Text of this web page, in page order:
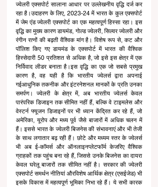
ज्वेलरी एक्सपोर्ट सालाना आधार पर उल्लेखनीय वृद्धि दर्ज कर
रहा है।उदाहरण के लिए, 2023-24 में भारत के कुल एक्सपोर्ट
में जेम एंड ज्वेलरी एक्सपोर्ट का एक महत्वपूर्ण हिस्सा रहा। इस
वृद्धि का मुख्य कारण डायमंड, गोल्ड ज्वेलरी, सिल्वर ज्वेलरी और
रंगीन रत्नों की बढ़ती वैश्विक मांग है। विशेष रूप से, कट और
पॉलिश किए गए डायमंड के एक्सपोर्ट में भारत की वैश्विक
हिस्सेदारी 50 प्रतिशत से अधिक है, जो इसे इस क्षेत्र में एक
निर्विवाद लीडर बनाता है।इस वृद्धि का एक जो सबसे प्रमुख
कारण है, वह यही है कि भारतीय ज्वेलर्स द्वारा अपनाई
गईआधुनिक तकनीक और इंटरनेशनल मानकों के प्रति उनका
समर्पण। ज्वेलरी के क्षेत्र में, अब भारतीय ज्वेलर्स केवल
पारंपरिक डिजाइन तक सीमित नहीं हैं, बल्कि वे टाइमलेस और
वेस्टर्न फ्यूजन डिजाइनों पर भी ध्यान केंद्रित कर रहे हैं, जो
अमेरिका, यूरोप और मध्य पूर्व जैसे बाजारों में अधिक चलन में
हैं। इससे भारत के ज्वेलरी बिजनेस की संभावनाएं और भी तेजी
के साथ लगातार बढ़ रही हैं। छोटे और मध्यम स्तर के ज्वेलर्स
भी अब ई-कॉमर्स और ऑनलाइनप्लेटफॉर्म केजरिए वैश्विक
ग्राहकों तक पहुंच बना रहे हैं, जिससे उनके बिजनेस का दायरा
केवल घरेलू बाजारों तक सीमित नहीं है। सरकार की ज्वेलरी
एक्सपोर्ट समर्थन नीतियां औरविशेष आर्थिक क्षेत्र (एसईजेड) भी
इसके विकास में महत्वपूर्ण भूमिका निभा रहे हैं। ये सभी कारक